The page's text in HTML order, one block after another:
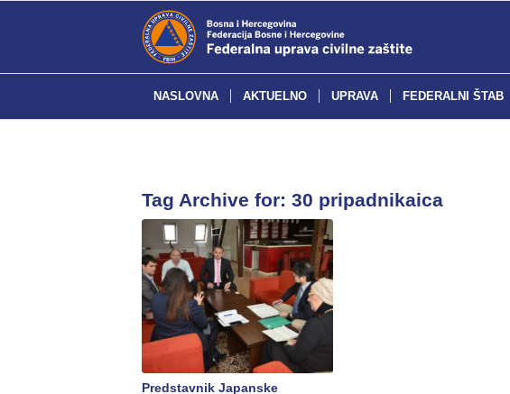
NASLOVNA AKTUELNO UPRAVA FEDERALNI ŠTAB
Tag Archive for: 30 pripadnikaica
Predstavnik Japanske